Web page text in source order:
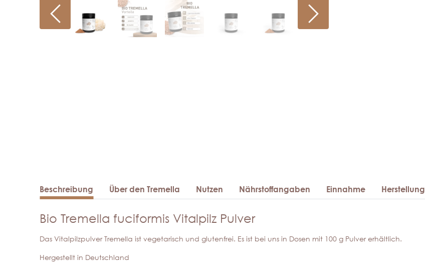
Beschreibung Über den Tremella Nutzen Nährstoffangaben Einnahme Herstellung
Bio Tremella fuciformis Vitalpilz Pulver
Das Vitalpilzpulver Tremella ist vegetarisch und glutenfrei. Es ist bei uns in Dosen mit 100 g Pulver erhältlich.
Hergestellt in Deutschland